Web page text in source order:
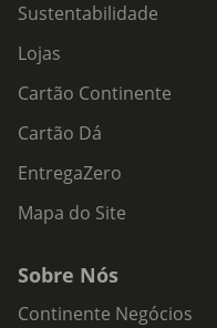
Sustentabilidade
Lojas
Cartão Continente
Cartão Dá
EntregaZero
Mapa do Site
Sobre Nós
Continente Negócios